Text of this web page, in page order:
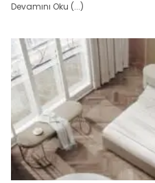
Devamını Oku (...)